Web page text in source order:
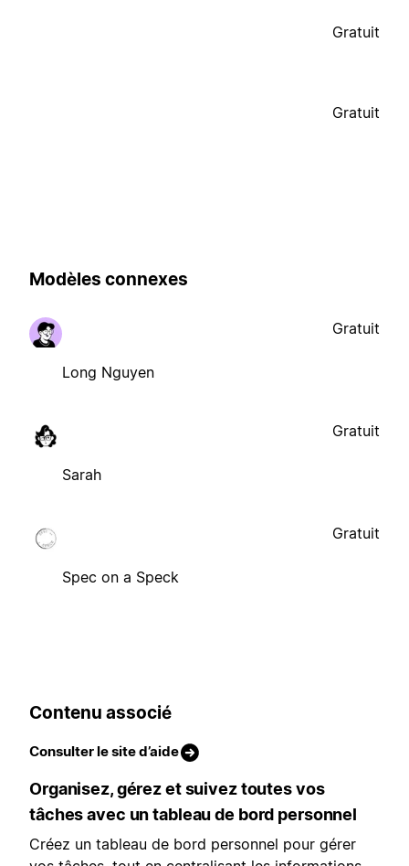
Gratuit
Gratuit
Modèles connexes
Long Nguyen
Gratuit
Sarah
Gratuit
Spec on a Speck
Gratuit
Contenu associé
Consulter le site d’aide
Organisez, gérez et suivez toutes vos
tâches avec un tableau de bord personnel
Créez un tableau de bord personnel pour gérer